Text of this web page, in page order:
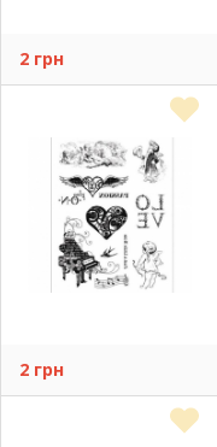
2 грн
2 грн